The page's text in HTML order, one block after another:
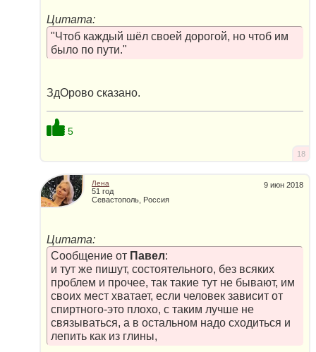
Цитата:
"Чтоб каждый шёл своей дорогой, но чтоб им
было по пути."
ЗдОрово сказано.
5
18
9 июн 2018
Лена
51 год
Севастополь, Россия
Цитата:
Сообщение от Павел:
и тут же пишут, состоятельного, без всяких
проблем и прочее, так такие тут не бывают, им
своих мест хватает, если человек зависит от
спиртного-это плохо, с таким лучше не
связываться, а в остальном надо сходиться и
лепить как из глины,